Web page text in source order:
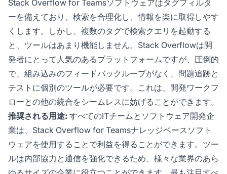
Stack Overflow for Teamsソフトウェアはタグフィルタ
ーを備えており、検索を合理化し、情報を楽に取得しやす
くします。しかし、複数のタグで検索クエリを起動する
と、ツールはあまり機能しません。Stack Overflowは開
発者にとって人気のあるプラットフォームですが、圧倒的
で、組み込みのフィードバックループがなく、問題追跡と
テストに個別のツールが必要です。これは、開発ワークフ
ローとの他の統合をシームレスに妨げることができます。
推奨される用途: すべてのITチームとソフトウェア開発企
業は、Stack Overflow for Teamsナレッジベースソフト
ウェアを使用することで利益を得ることができます。ツー
ルは内部協力と通信を強化できるため、様々な業界のあら